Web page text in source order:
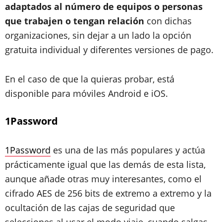
adaptados al número de equipos o personas
que trabajen o tengan relación con dichas
organizaciones, sin dejar a un lado la opción
gratuita individual y diferentes versiones de pago.
En el caso de que la quieras probar, está
disponible para móviles Android e iOS.
1Password
1Password es una de las más populares y actúa
prácticamente igual que las demás de esta lista,
aunque añade otras muy interesantes, como el
cifrado AES de 256 bits de extremo a extremo y la
ocultación de las cajas de seguridad que